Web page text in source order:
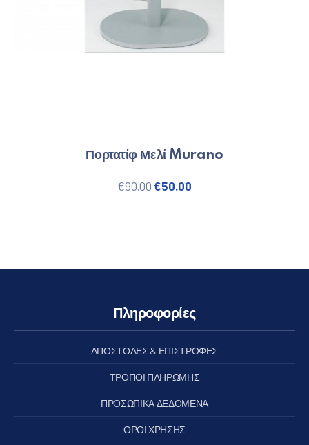
Πορτατίφ Μελί Murano
€90.00Original price was: €90.00.
€50.00
Πληροφορίες
ΑΠΟΣΤΟΛΕΣ & ΕΠΙΣΤΡΟΦΕΣ
ΤΡΟΠΟΙ ΠΛΗΡΩΜΗΣ
ΠΡΟΣΩΠΙΚΑ ΔΕΔΟΜΕΝΑ
ΟΡΟΙ ΧΡΗΣΗΣ